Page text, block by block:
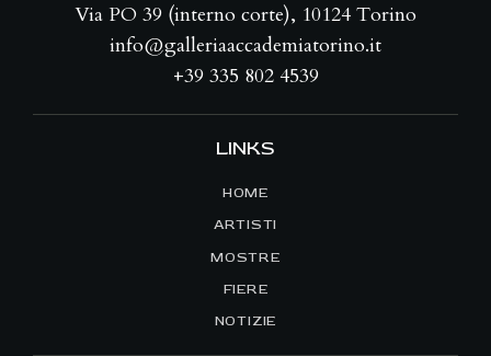
Via PO 39 (interno corte), 10124 Torino
info@galleriaaccademiatorino.it
+39 335 802 4539
LINKS
HOME
ARTISTI
MOSTRE
FIERE
NOTIZIE